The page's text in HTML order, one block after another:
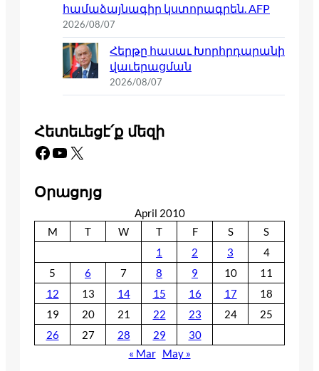
համաձայնագիր կստորագրեն. AFP
2026/08/07
Հերթը հասաւ Խորհրդարանի
վաւերացման
2026/08/07
Հետեւեցէ՛ք մեզի
Facebook YouTube X
Օրացոյց
April 2010
M
T W T F S
S
1
2 3
4
5
6 7 8 9 10
11
12
13 14 15 16 17
18
19
20 21 22 23 24
25
26
27 28 29
30
« Mar May »